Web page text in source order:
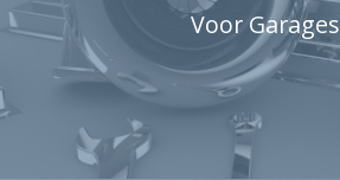
Voor Garages